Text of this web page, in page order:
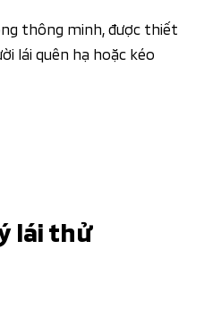
thông minh, được thiết
lái quên hạ hoặc kéo
lái thử